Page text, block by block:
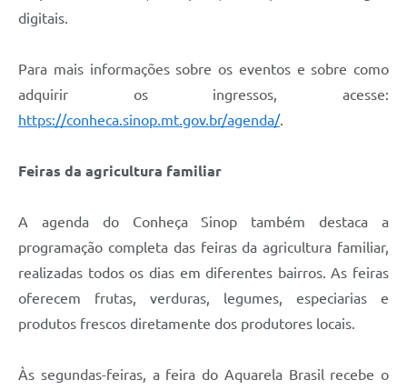
digitais.
Para mais informações sobre os eventos e sobre como
adquirir os ingressos, acesse:
https://conheca.sinop.mt.gov.br/agenda/.
Feiras da agricultura familiar
A agenda do Conheça Sinop também destaca a
programação completa das feiras da agricultura familiar,
realizadas todos os dias em diferentes bairros. As feiras
oferecem frutas, verduras, legumes, especiarias e
produtos frescos diretamente dos produtores locais.
Às segundas-feiras, a feira do Aquarela Brasil recebe o